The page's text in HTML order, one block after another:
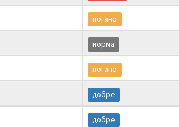
погано
норма
погано
добре
добре